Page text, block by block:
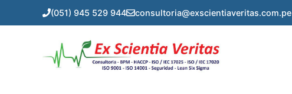
al
(051) 945 529 944 consultoria@exscientiaveritas.com.pe